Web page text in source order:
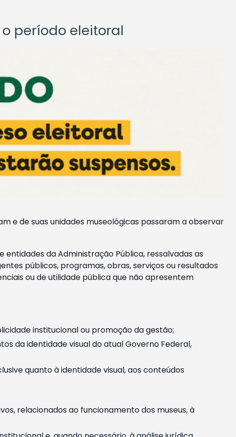
período eleitoral
e de suas unidades museológicas passaram a observar
da Administração Pública, ressalvadas as
públicos, programas, obras, serviços ou resultados
ou de utilidade pública que não apresentem
institucional ou promoção da gestão;
da identidade visual do atual Governo Federal,
quanto à identidade visual, aos conteúdos
relacionados ao funcionamento dos museus, à